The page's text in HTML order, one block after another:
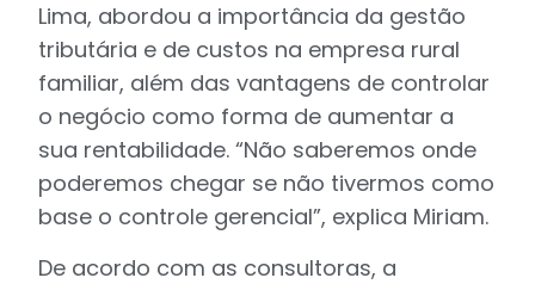
Lima, abordou a importância da gestão
tributária e de custos na empresa rural
familiar, além das vantagens de controlar
o negócio como forma de aumentar a
sua rentabilidade. “Não saberemos onde
poderemos chegar se não tivermos como
base o controle gerencial”, explica Miriam.
De acordo com as consultoras, a